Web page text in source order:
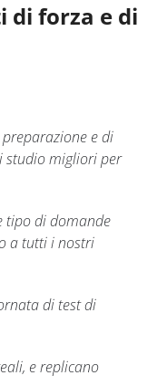
di forza e di
e di
studio migliori per
tipo di domande
a tutti i nostri
di test di
e replicano